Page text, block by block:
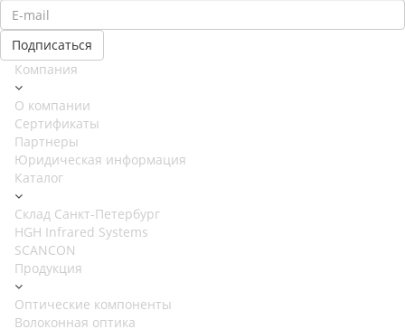
Компания
О компании
Сертификаты
Партнеры
Юридическая информация
Каталог
Cклад Санкт-Петербург
HGH Infrared Systems
SCANCON
Продукция
Оптические компоненты
Волоконная оптика